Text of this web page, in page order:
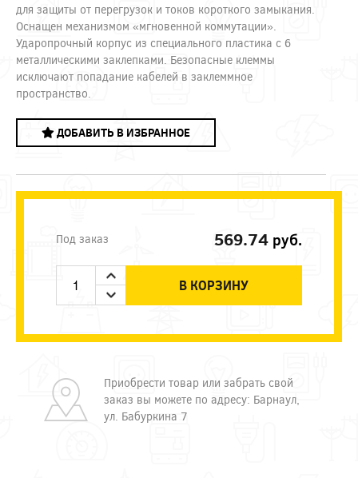
для защиты от перегрузок и токов короткого замыкания.
Оснащен механизмом «мгновенной коммутации».
Ударопрочный корпус из специального пластика с 6
металлическими заклепками. Безопасные клеммы
исключают попадание кабелей в заклеммное
пространство.
ДОБАВИТЬ В ИЗБРАННОЕ
Под заказ 569.74 руб.
В КОРЗИНУ
Приобрести товар или забрать свой
заказ вы можете по адресу: Барнаул,
ул. Бабуркина 7